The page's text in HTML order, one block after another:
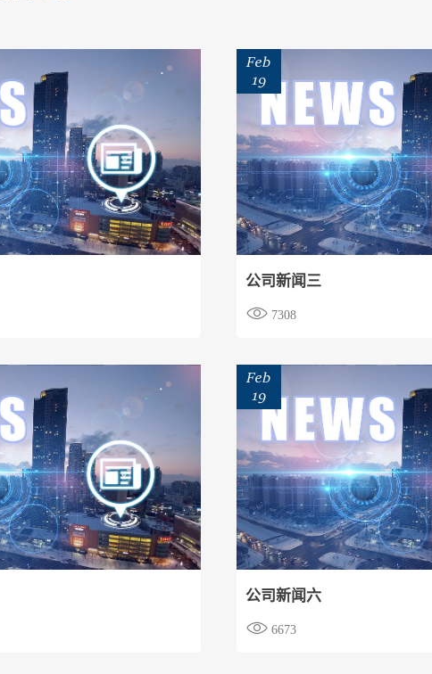
Feb
19
公司新闻三
 7308
Feb
19
公司新闻六
 6673